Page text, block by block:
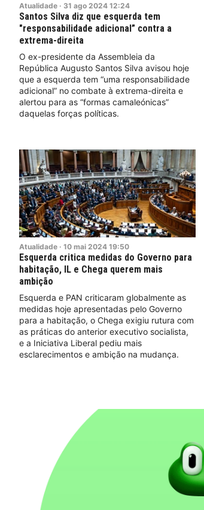
Atualidade · 31 ago 2024 12:24
Santos Silva diz que esquerda tem
"responsabilidade adicional” contra a
extrema-direita
O ex-presidente da Assembleia da
República Augusto Santos Silva avisou hoje
que a esquerda tem “uma responsabilidade
adicional” no combate à extrema-direita e
alertou para as “formas camaleónicas”
daquelas forças políticas.
Atualidade · 10 mai 2024 19:50
Esquerda critica medidas do Governo para
habitação, IL e Chega querem mais
ambição
Esquerda e PAN criticaram globalmente as
medidas hoje apresentadas pelo Governo
para a habitação, o Chega exigiu rutura com
as práticas do anterior executivo socialista,
e a Iniciativa Liberal pediu mais
esclarecimentos e ambição na mudança.